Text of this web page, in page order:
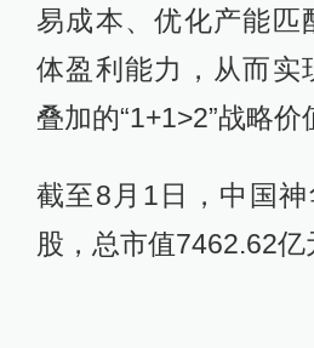
易成本、优化产能匹
体盈利能力，从而实
叠加的“1+1>2”战略价
截至8月1日，中国
股，总市值7462.62亿